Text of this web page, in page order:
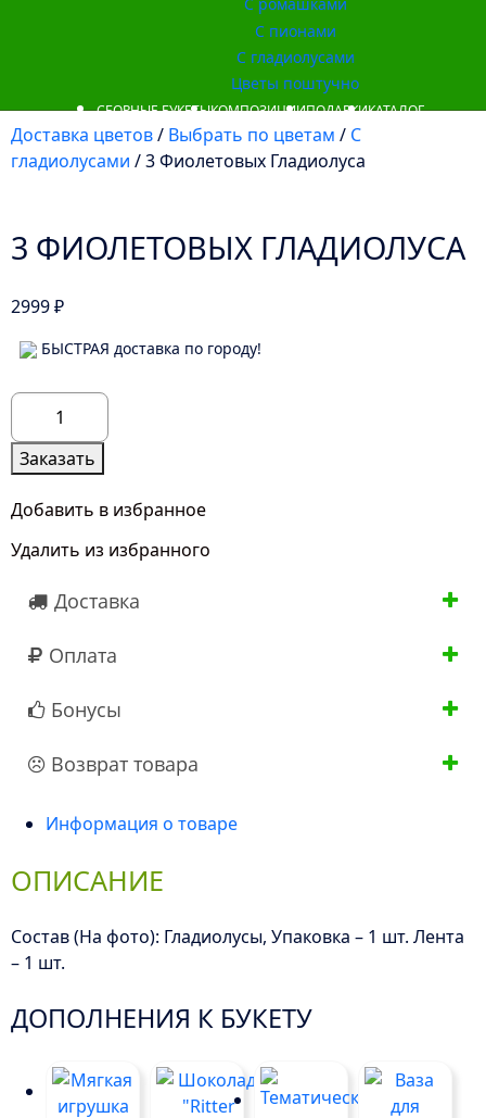
С ромашками
С пионами
С гладиолусами
Цветы поштучно
СБОРНЫЕ БУКЕТЫКОМПОЗИЦИИПОДАРКИКАТАЛОГ
Доставка цветов/ Выбрать по цветам / С
гладиолусами / 3 Фиолетовых Гладиолуса
3 ФИОЛЕТОВЫХ ГЛАДИОЛУСА
2999₽
БЫСТРАЯ доставка по городу!
Количество
товара
3
Фиолетовых
Гладиолуса
Заказать
Добавить в избранное
Удалить из избранного
Доставка
Оплата
Бонусы
Возврат товара
Информация о товаре
ОПИСАНИЕ
Состав (На фото): Гладиолусы, Упаковка – 1 шт. Лента
– 1 шт.
ДОПОЛНЕНИЯ К БУКЕТУ